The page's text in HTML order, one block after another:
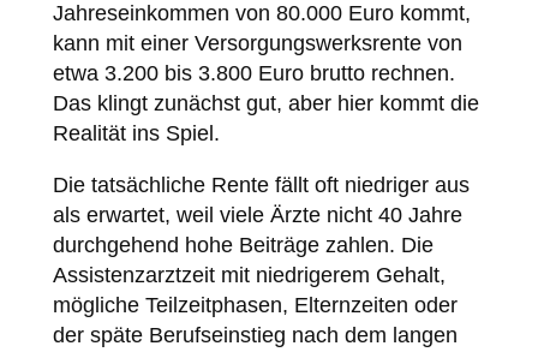
Jahreseinkommen von 80.000 Euro kommt,
kann mit einer Versorgungswerksrente von
etwa 3.200 bis 3.800 Euro brutto rechnen.
Das klingt zunächst gut, aber hier kommt die
Realität ins Spiel.
Die tatsächliche Rente fällt oft niedriger aus
als erwartet, weil viele Ärzte nicht 40 Jahre
durchgehend hohe Beiträge zahlen. Die
Assistenzarztzeit mit niedrigerem Gehalt,
mögliche Teilzeitphasen, Elternzeiten oder
der späte Berufseinstieg nach dem langen